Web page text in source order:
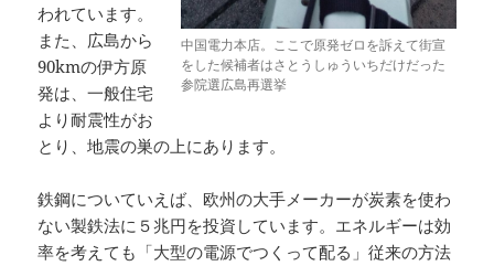
中国電力本店。ここで原発ゼロを訴えて街宣
をした候補者はさとうしゅういちだけだった
参院選広島再選挙
われています。
また、広島から
90kmの伊方原
発は、一般住宅
より耐震性がお
とり、地震の巣の上にあります。
鉄鋼についていえば、欧州の大手メーカーが炭素を使わ
ない製鉄法に５兆円を投資しています。エネルギーは効
率を考えても「大型の電源でつくって配る」従来の方法